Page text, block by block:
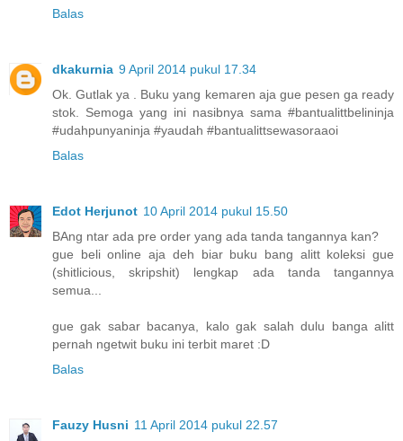
Balas
dkakurnia 9 April 2014 pukul 17.34
Ok. Gutlak ya . Buku yang kemaren aja gue pesen ga ready
stok. Semoga yang ini nasibnya sama #bantualittbelininja
#udahpunyaninja #yaudah #bantualittsewasoraaoi
Balas
Edot Herjunot 10 April 2014 pukul 15.50
BAng ntar ada pre order yang ada tanda tangannya kan?
gue beli online aja deh biar buku bang alitt koleksi gue
(shitlicious, skripshit) lengkap ada tanda tangannya
semua...
gue gak sabar bacanya, kalo gak salah dulu banga alitt
pernah ngetwit buku ini terbit maret :D
Balas
Fauzy Husni 11 April 2014 pukul 22.57